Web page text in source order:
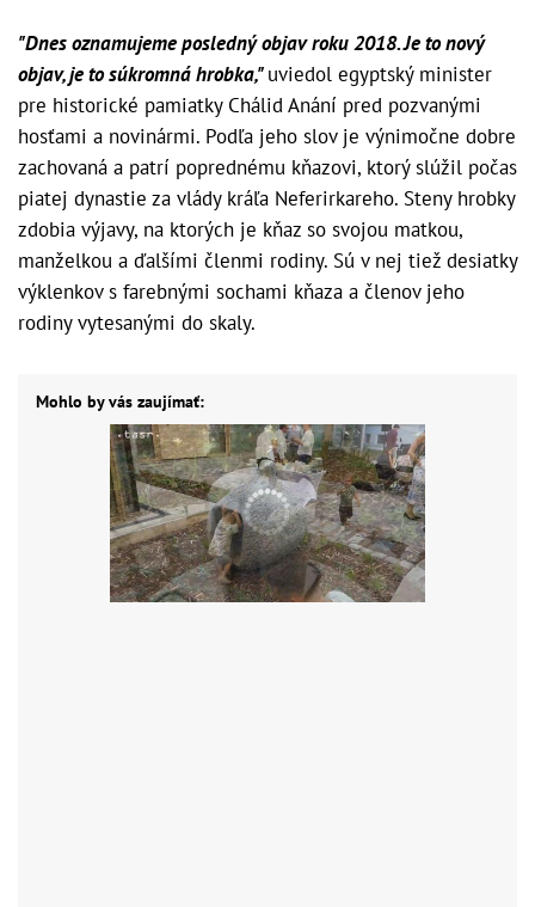
"Dnes oznamujeme posledný objav roku 2018. Je to nový
objav, je to súkromná hrobka,"uviedol egyptský minister
pre historické pamiatky Chálid Anání pred pozvanými
hosťami a novinármi. Podľa jeho slov je výnimočne dobre
zachovaná a patrí poprednému kňazovi, ktorý slúžil počas
piatej dynastie za vlády kráľa Neferirkareho. Steny hrobky
zdobia výjavy, na ktorých je kňaz so svojou matkou,
manželkou a ďalšími členmi rodiny. Sú v nej tiež desiatky
výklenkov s farebnými sochami kňaza a členov jeho
rodiny vytesanými do skaly.
Mohlo by vás zaujímať: